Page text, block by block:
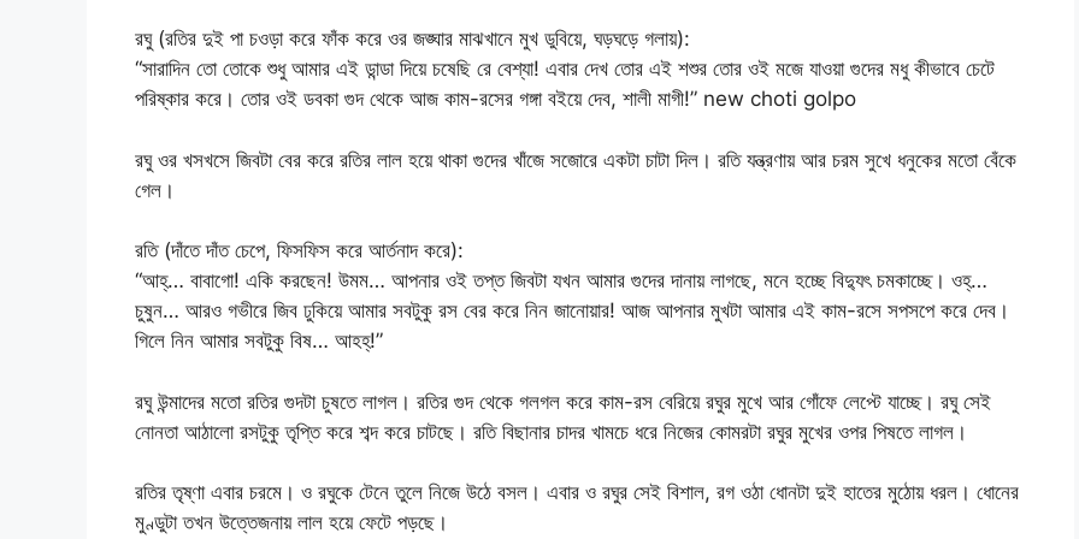
রঘু (রতির দুই পা চওড়া করে ফাঁক করে ওর জঙ্ঘার মাঝখানে মুখ ডুবিয়ে, ঘড়ঘড়ে গলায়):
“সারাদিন তো তোকে শুধু আমার এই ডান্ডা দিয়ে চষেছি রে বেশ্যা! এবার দেখ তোর এই শশুর তোর ওই মজে যাওয়া গুদের মধু কীভাবে চেটে
পরিষ্কার করে। তোর ওই ডবকা গুদ থেকে আজ কাম-রসের গঙ্গা বইয়ে দেব, শালী মাগী!” new choti golpo
রঘু ওর খসখসে জিবটা বের করে রতির লাল হয়ে থাকা গুদের খাঁজে সজোরে একটা চাটা দিল। রতি যন্ত্রণায় আর চরম সুখে ধনুকের মতো বেঁকে
গেল।
রতি (দাঁতে দাঁত চেপে, ফিসফিস করে আর্তনাদ করে):
“আহ্‌… বাবাগো! একি করছেন! উমম… আপনার ওই তপ্ত জিবটা যখন আমার গুদের দানায় লাগছে, মনে হচ্ছে বিদ্যুৎ চমকাচ্ছে। ওহ্‌…
চুষুন… আরও গভীরে জিব ঢুকিয়ে আমার সবটুকু রস বের করে নিন জানোয়ার! আজ আপনার মুখটা আমার এই কাম-রসে সপসপে করে দেব।
গিলে নিন আমার সবটুকু বিষ… আহহ্‌!”
রঘু উন্মাদের মতো রতির গুদটা চুষতে লাগল। রতির গুদ থেকে গলগল করে কাম-রস বেরিয়ে রঘুর মুখে আর গোঁফে লেপ্টে যাচ্ছে। রঘু সেই
নোনতা আঠালো রসটুকু তৃপ্তি করে শব্দ করে চাটছে। রতি বিছানার চাদর খামচে ধরে নিজের কোমরটা রঘুর মুখের ওপর পিষতে লাগল।
রতির তৃষ্ণা এবার চরমে। ও রঘুকে টেনে তুলে নিজে উঠে বসল। এবার ও রঘুর সেই বিশাল, রগ ওঠা ধোনটা দুই হাতের মুঠোয় ধরল। ধোনের
মুণ্ডুটা তখন উত্তেজনায় লাল হয়ে ফেটে পড়ছে।